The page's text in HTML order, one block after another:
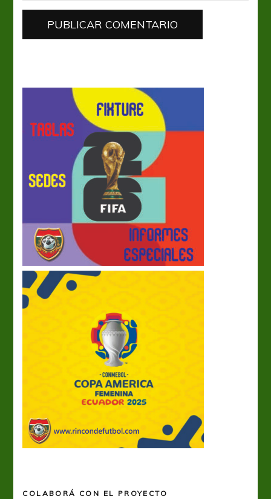
COLABORÁ CON EL PROYECTO